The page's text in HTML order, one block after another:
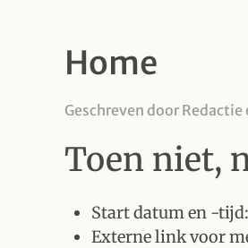
Home
Geschreven door Redactie
Toen niet,
Start datum en -tijd:
Externe link voor